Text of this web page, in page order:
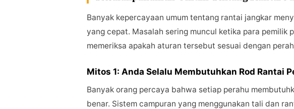
Banyak kepercayaan umum tentang rantai jangkar
yang cepat. Masalah sering muncul ketika para pemilik
memeriksa apakah aturan tersebut sesuai dengan
Mitos 1: Anda Selalu Membutuhkan Rod Rantai
Banyak orang percaya bahwa setiap perahu
benar. Sistem campuran yang menggunakan tali dan